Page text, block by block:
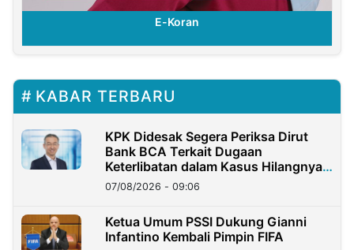
E-Koran
KABAR TERBARU
KPK Didesak Segera Periksa Dirut
Bank BCA Terkait Dugaan
Keterlibatan dalam Kasus Hilangnya
Dana Nasabah Rp2,58 Miliar
07/08/2026 - 09:06
Ketua Umum PSSI Dukung Gianni
Infantino Kembali Pimpin FIFA